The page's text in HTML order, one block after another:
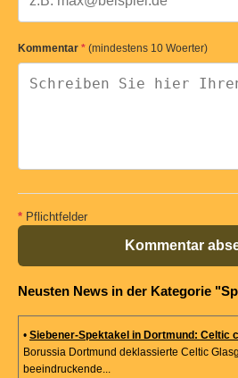
Kommentar * (mindestens 10 Woerter)
* Pflichtfelder
Kommentar
Neusten News in der Kategorie
• Siebener-Spektakel in Dortmund: Celtic
Borussia Dortmund deklassierte Celtic
beeindruckende...